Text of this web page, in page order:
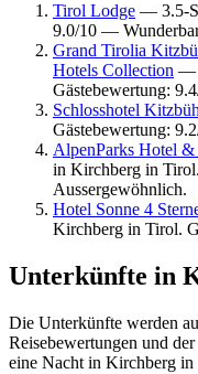
Tirol Lodge — 3.5-
9.0/10 —
Grand Tirolia
Hotels Collection —
Gästebewertung:
Schlosshotel
Gästebewertung:
AlpenParks Hotel &
in Kirchberg in
Aussergewöhnlich.
Hotel Sonne 4
Kirchberg in Tirol.
Unterkünfte in
Die Unterkünfte werden
Reisebewertungen und
eine Nacht in Kirchberg in